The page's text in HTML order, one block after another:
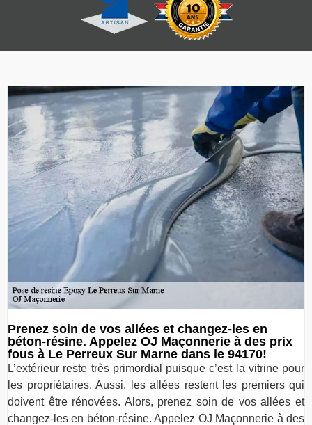
Prenez soin de vos allées et changez-les en
béton-résine. Appelez OJ Maçonnerie à des prix
fous à Le Perreux Sur Marne dans le 94170!
L’extérieur reste très primordial puisque c’est la vitrine pour
les propriétaires. Aussi, les allées restent les premiers qui
doivent être rénovées. Alors, prenez soin de vos allées et
changez-les en béton-résine. Appelez OJ Maçonnerie à des